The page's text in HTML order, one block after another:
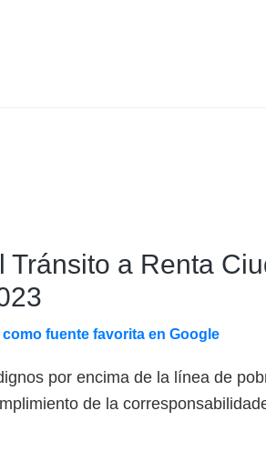
a Renta
fuente favorita en Google
por encima de la línea de
de la